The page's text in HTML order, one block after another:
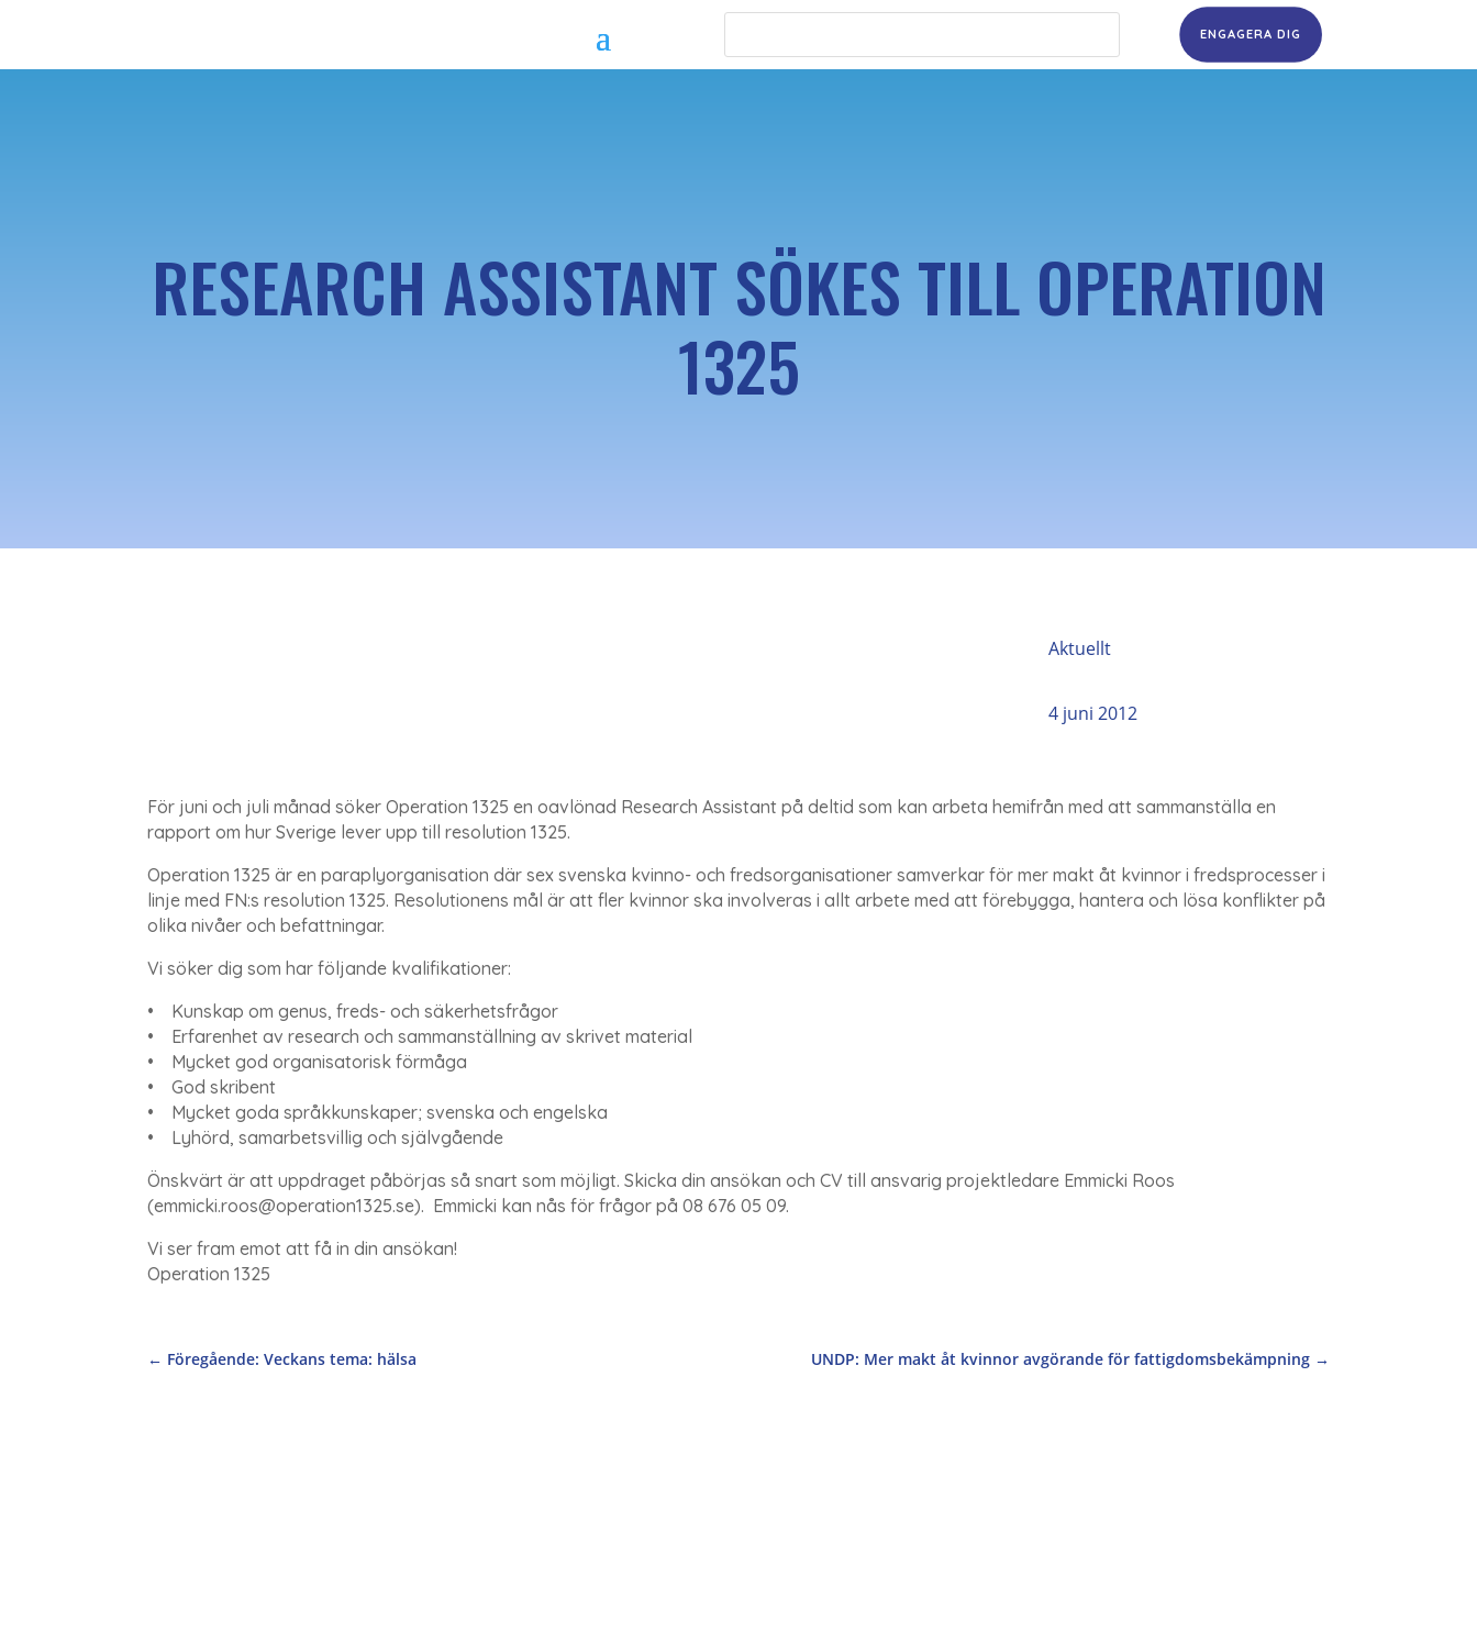
ENGAGERA DIG
RESEARCH ASSISTANT SÖKES TILL OPERATION
1325
Aktuellt
4 juni 2012
För juni och juli månad söker Operation 1325 en oavlönad Research Assistant på deltid som kan arbeta hemifrån med att sammanställa en
rapport om hur Sverige lever upp till resolution 1325.
Operation 1325 är en paraplyorganisation där sex svenska kvinno- och fredsorganisationer samverkar för mer makt åt kvinnor i fredsprocesser i
linje med FN:s resolution 1325. Resolutionens mål är att fler kvinnor ska involveras i allt arbete med att förebygga, hantera och lösa konflikter på
olika nivåer och befattningar.
Vi söker dig som har följande kvalifikationer:
• Kunskap om genus, freds- och säkerhetsfrågor
• Erfarenhet av research och sammanställning av skrivet material
• Mycket god organisatorisk förmåga
• God skribent
• Mycket goda språkkunskaper; svenska och engelska
• Lyhörd, samarbetsvillig och självgående
Önskvärt är att uppdraget påbörjas så snart som möjligt. Skicka din ansökan och CV till ansvarig projektledare Emmicki Roos
(emmicki.roos@operation1325.se). Emmicki kan nås för frågor på 08 676 05 09.
Vi ser fram emot att få in din ansökan!
Operation 1325
← Föregående: Veckans tema: hälsa UNDP: Mer makt åt kvinnor avgörande för fattigdomsbekämpning→